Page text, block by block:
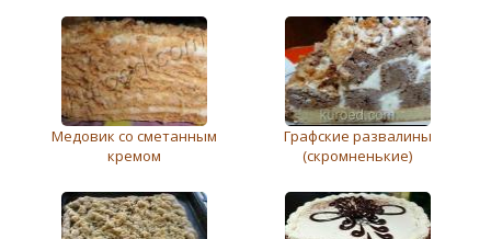
Медовик со сметанным
кремом
Графские развалины
(скромненькие)